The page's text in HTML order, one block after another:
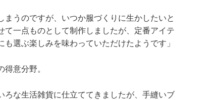
まうのですが、いつか服づくりに生かしたいと
一点ものとして制作しましたが、定番アイテ
選ぶ楽しみを味わっていただけたようです」
意分野。
ろな生活雑貨に仕立ててきましたが、手縫いブ